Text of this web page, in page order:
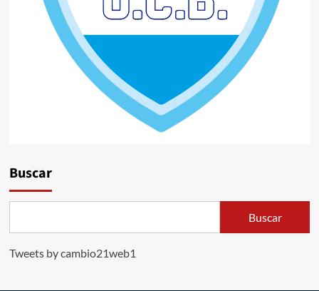
Buscar
Buscar
Tweets by cambio21web1